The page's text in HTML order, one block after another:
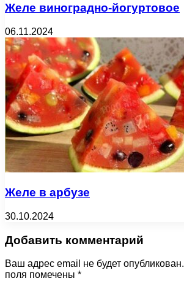
Желе виноградно-йогуртовое
06.11.2024
Желе в арбузе
30.10.2024
Добавить комментарий
Ваш адрес email не будет опубликован.
поля помечены *